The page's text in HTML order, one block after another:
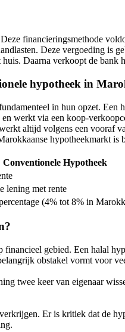
financieringsmethode
Deze vergoeding is
Daarna verkoopt de bank
hypotheek in
in hun opzet.
werkt via een koop-
altijd volgens een vooraf
hypotheekmarkt is
Conventionele Hypotheek
lening met rente
(4% tot 8% in
gebied. Een halal
obstakel vormt voor
twee keer van eigenaar
Er is kritiek dat de